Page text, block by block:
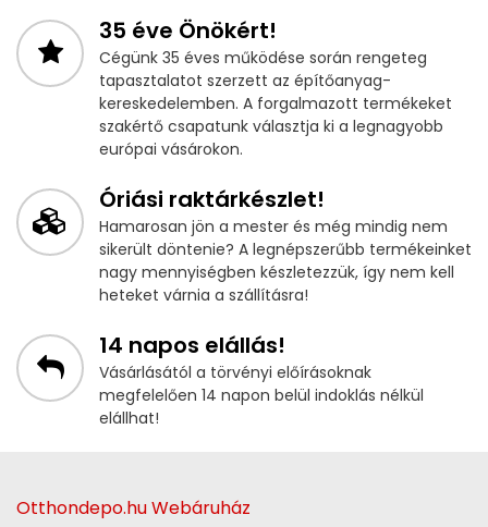
35 éve Önökért!
Cégünk 35 éves működése során rengeteg
tapasztalatot szerzett az építőanyag-
kereskedelemben. A forgalmazott termékeket
szakértő csapatunk választja ki a legnagyobb
európai vásárokon.
Óriási raktárkészlet!
Hamarosan jön a mester és még mindig nem
sikerült döntenie? A legnépszerűbb termékeinket
nagy mennyiségben készletezzük, így nem kell
heteket várnia a szállításra!
14 napos elállás!
Vásárlásától a törvényi előírásoknak
megfelelően 14 napon belül indoklás nélkül
elállhat!
Otthondepo.hu Webáruház